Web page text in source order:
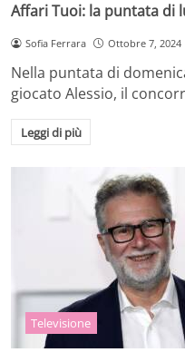
Affari Tuoi: la puntata di
Sofia Ferrara Ottobre 7, 2024
Nella puntata di
giocato Alessio, il
Leggi di più
Televisione